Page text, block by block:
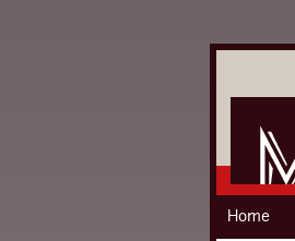
Home